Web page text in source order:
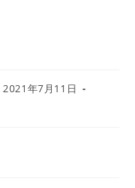
2021年7月11日